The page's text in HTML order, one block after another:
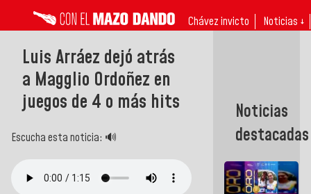
Chávez invicto Noticias ↓
Luis Arráez dejó atrás
a Magglio Ordoñez en
juegos de 4 o más hits
Escucha esta noticia: 🔊
Noticias
destacadas